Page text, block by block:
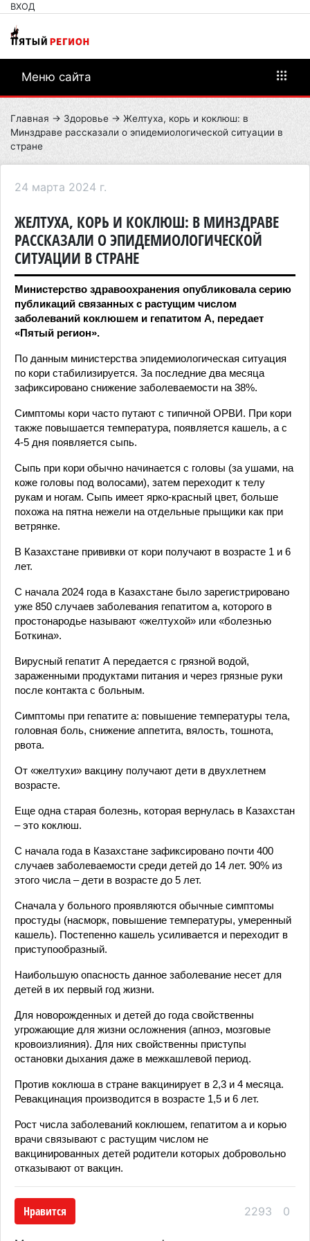
ВХОД
Меню сайта
Главная → Здоровье → Желтуха, корь и коклюш: в
Минздраве рассказали о эпидемиологической ситуации в
стране
24 марта 2024 г.
ЖЕЛТУХА, КОРЬ И КОКЛЮШ: В МИНЗДРАВЕ
РАССКАЗАЛИ О ЭПИДЕМИОЛОГИЧЕСКОЙ
СИТУАЦИИ В СТРАНЕ
Министерство здравоохранения опубликовала серию
публикаций связанных с растущим числом
заболеваний коклюшем и гепатитом А, передает
«Пятый регион».
По данным министерства эпидемиологическая ситуация
по кори стабилизируется. За последние два месяца
зафиксировано снижение заболеваемости на 38%.
Симптомы кори часто путают с типичной ОРВИ. При кори
также повышается температура, появляется кашель, а с
4-5 дня появляется сыпь.
Сыпь при кори обычно начинается с головы (за ушами, на
коже головы под волосами), затем переходит к телу
рукам и ногам. Сыпь имеет ярко-красный цвет, больше
похожа на пятна нежели на отдельные прыщики как при
ветрянке.
В Казахстане прививки от кори получают в возрасте 1 и 6
лет.
С начала 2024 года в Казахстане было зарегистрировано
уже 850 случаев заболевания гепатитом а, которого в
простонародье называют «желтухой» или «болезнью
Боткина».
Вирусный гепатит А передается с грязной водой,
зараженными продуктами питания и через грязные руки
после контакта с больным.
Симптомы при гепатите а: повышение температуры тела,
головная боль, снижение аппетита, вялость, тошнота,
рвота.
От «желтухи» вакцину получают дети в двухлетнем
возрасте.
Еще одна старая болезнь, которая вернулась в Казахстан
– это коклюш.
С начала года в Казахстане зафиксировано почти 400
случаев заболеваемости среди детей до 14 лет. 90% из
этого числа – дети в возрасте до 5 лет.
Сначала у больного проявляются обычные симптомы
простуды (насморк, повышение температуры, умеренный
кашель). Постепенно кашель усиливается и переходит в
приступообразный.
Наибольшую опасность данное заболевание несет для
детей в их первый год жизни.
Для новорожденных и детей до года свойственны
угрожающие для жизни осложнения (апноэ, мозговые
кровоизлияния). Для них свойственны приступы
остановки дыхания даже в межкашлевой период.
Против коклюша в стране вакцинирует в 2,3 и 4 месяца.
Ревакцинация производится в возрасте 1,5 и 6 лет.
Рост числа заболеваний коклюшем, гепатитом а и корью
врачи связывают с растущим числом не
вакцинированных детей родители которых добровольно
отказывают от вакцин.
Нравится 2293 0